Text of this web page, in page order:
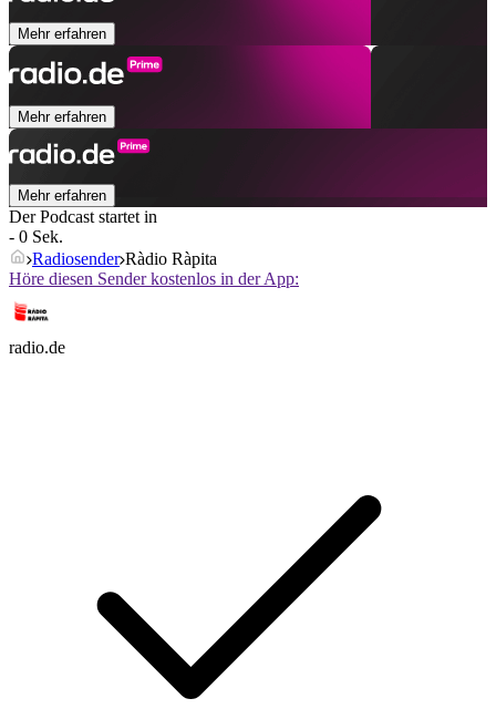
Mehr erfahren
Mehr erfahren
Mehr erfahren
Der Podcast startet in
- 0 Sek.
Radiosender Ràdio Ràpita
Höre diesen Sender kostenlos in der App:
radio.de